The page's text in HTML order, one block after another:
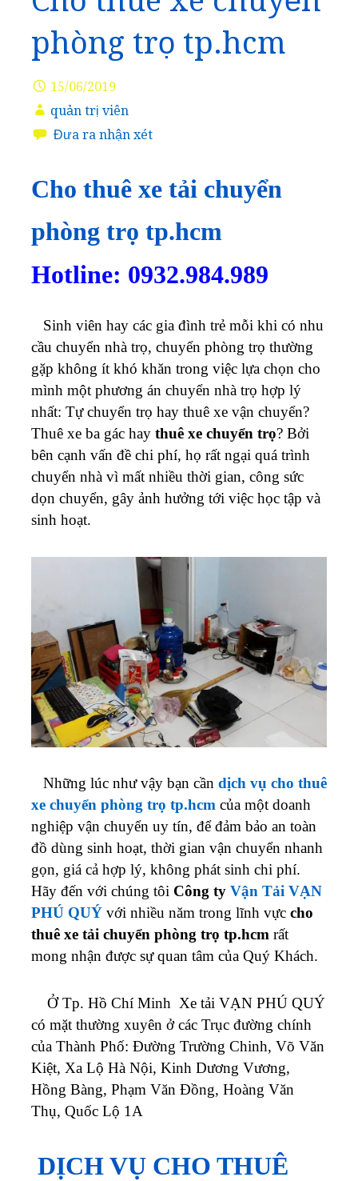
phòng trọ tp.hcm
15/06/2019
quản trị viên
Đưa ra nhận xét
Cho thuê xe tải chuyển
phòng trọ tp.hcm
Hotline: 0932.984.989
Sinh viên hay các gia đình trẻ mỗi khi có nhu
cầu chuyển nhà trọ, chuyển phòng trọ thường
gặp không ít khó khăn trong việc lựa chọn cho
mình một phương án chuyển nhà trọ hợp lý
nhất: Tự chuyển trọ hay thuê xe vận chuyển?
Thuê xe ba gác hay thuê xe chuyển trọ? Bởi
bên cạnh vấn đề chi phí, họ rất ngại quá trình
chuyển nhà vì mất nhiều thời gian, công sức
dọn chuyển, gây ảnh hưởng tới việc học tập và
sinh hoạt.
Những lúc như vậy bạn cần dịch vụ cho thuê
xe chuyển phòng trọ tp.hcm của một doanh
nghiệp vận chuyển uy tín, để đảm bảo an toàn
đồ dùng sinh hoạt, thời gian vận chuyển nhanh
gọn, giá cả hợp lý, không phát sinh chi phí.
Hãy đến với chúng tôi Công ty Vận Tải VẠN
PHÚ QUÝ với nhiều năm trong lĩnh vực cho
thuê xe tải chuyển phòng trọ tp.hcm rất
mong nhận được sự quan tâm của Quý Khách.
Ở Tp. Hồ Chí Minh Xe tải VẠN PHÚ QUÝ
có mặt thường xuyên ở các Trục đường chính
của Thành Phố: Đường Trường Chinh, Võ Văn
Kiệt, Xa Lộ Hà Nội, Kinh Dương Vương,
Hồng Bàng, Phạm Văn Đồng, Hoàng Văn
Thụ, Quốc Lộ 1A
DỊCH VỤ CHO THUÊ